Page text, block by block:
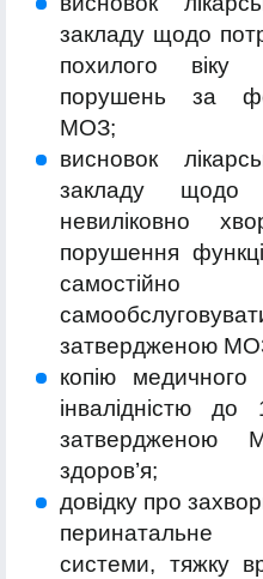
закладу щодо
похилого віку
порушень за
МОЗ;
висновок
закладу щодо
невиліковно
порушення
самостійно
затвердженою
копію
інвалідністю
затвердженою
здоров’я;
довідку про
перинатальне
системи, тяжку